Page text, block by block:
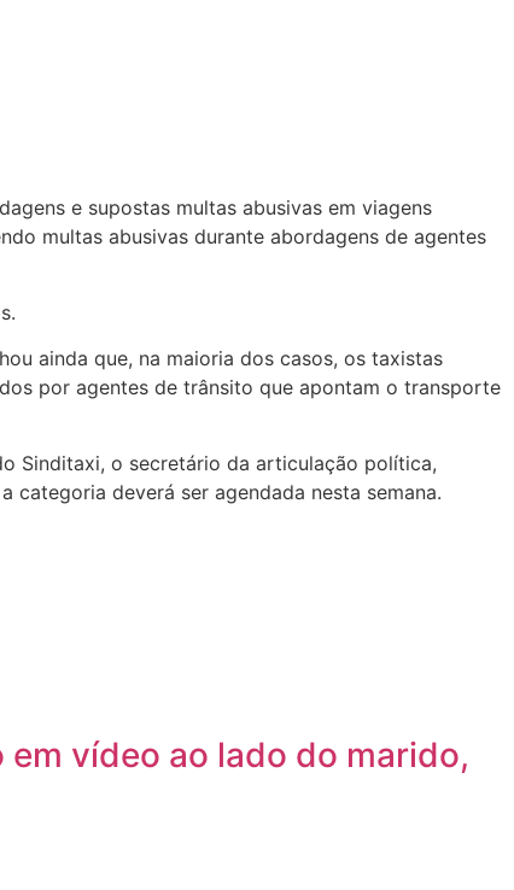
e supostas multas abusivas em viagens
multas abusivas durante abordagens de agentes
ainda que, na maioria dos casos, os taxistas
por agentes de trânsito que apontam o transporte
Sinditaxi, o secretário da articulação política,
categoria deverá ser agendada nesta semana.
vídeo ao lado do marido,